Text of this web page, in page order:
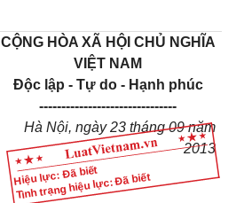
Hiệu lực: Đã biết
Tình trạng hiệu lực: Đã biết
CỘNG HÒA XÃ HỘI CHỦ NGHĨA
VIỆT NAM
Độc lập - Tự do - Hạnh phúc
-------------------------------
Hà Nội, ngày 23 tháng 09 năm
2013